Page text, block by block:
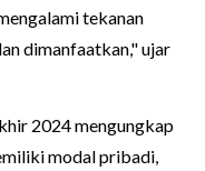
tekanan
dimanfaatkan," ujar
2024 mengungkap
modal pribadi,